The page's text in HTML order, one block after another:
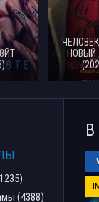
НОВЫЙ
В
(4388)